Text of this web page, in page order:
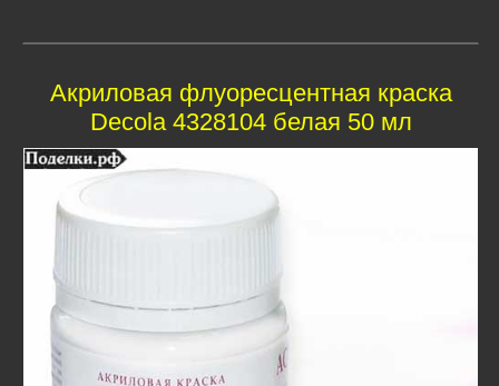
Акриловая флуоресцентная краска
Decola 4328104 белая 50 мл